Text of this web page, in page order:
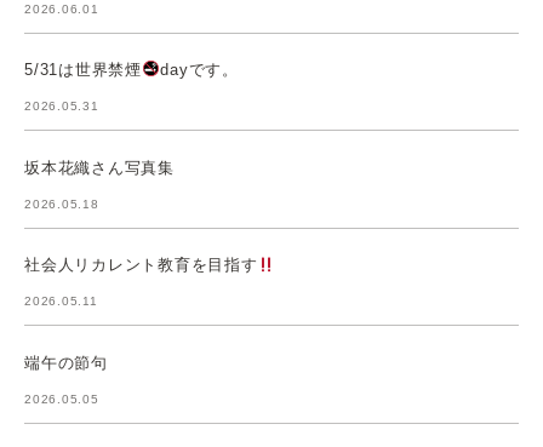
2026.06.01
5/31は世界禁煙 dayです。
2026.05.31
坂本花織さん写真集
2026.05.18
社会人リカレント教育を目指す
2026.05.11
端午の節句
2026.05.05